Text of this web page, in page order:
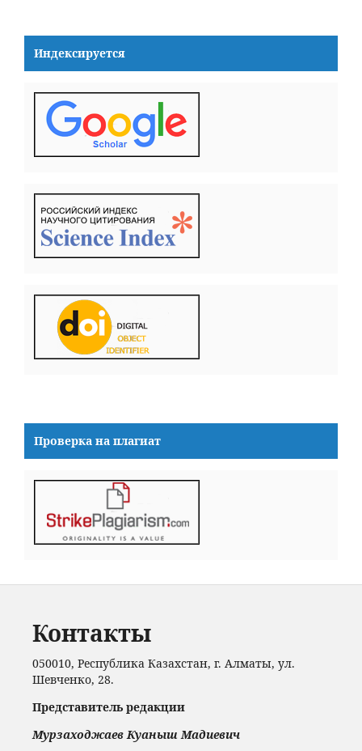
Индексируется
Проверка на плагиат
Контакты
050010, Республика Казахстан, г. Алматы, ул.
Шевченко, 28.
Представитель редакции
Мурзаходжаев Куаныш Мадиевич